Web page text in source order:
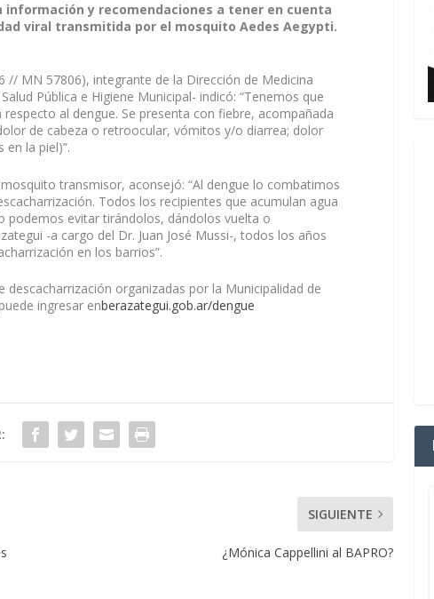
y recomendaciones a tener en cuenta
viral transmitida por el mosquito Aedes Aegypti.
// MN 57806), integrante de la Dirección de Medicina
Pública e Higiene Municipal- indicó: “Tenemos que
al dengue. Se presenta con fiebre, acompañada
de cabeza o retroocular, vómitos y/o diarrea; dolor
la piel)”.
transmisor, aconsejó: “Al dengue lo combatimos
Todos los recipientes que acumulan agua
podemos evitar tirándolos, dándolos vuelta o
-a cargo del Dr. Juan José Mussi-, todos los años
en los barrios”.
organizadas por la Municipalidad de
ingresar enberazategui.gob.ar/dengue
SIGUIENTE
¿Mónica Cappellini al BAPRO?